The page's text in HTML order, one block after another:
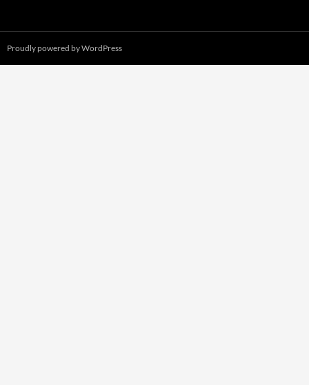
Proudly powered by WordPress